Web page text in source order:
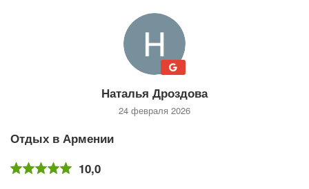
Наталья Дроздова
24 февраля 2026
Отдых в Армении
10,0